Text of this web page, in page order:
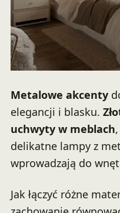
Metalowe akcenty
elegancji i blasku.
uchwyty w meblach
delikatne lampy z
wprowadzają do
Jak łączyć różne